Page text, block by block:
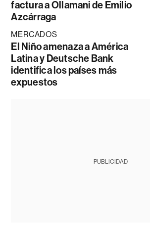
factura a Ollamani de Emilio
Azcárraga
MERCADOS
El Niño amenaza a América
Latina y Deutsche Bank
identifica los países más
expuestos
PUBLICIDAD